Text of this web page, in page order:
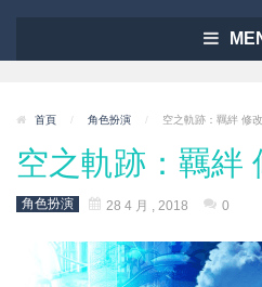
首頁 / 角色扮演 / 空之軌跡：羈絆 修
空之軌跡：羈絆
角色扮演 28 4 月 , 2018 0